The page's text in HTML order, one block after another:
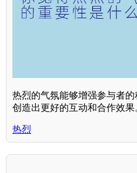
热烈的气氛能够增强参与者的
创造出更好的互动和合作效果
热烈